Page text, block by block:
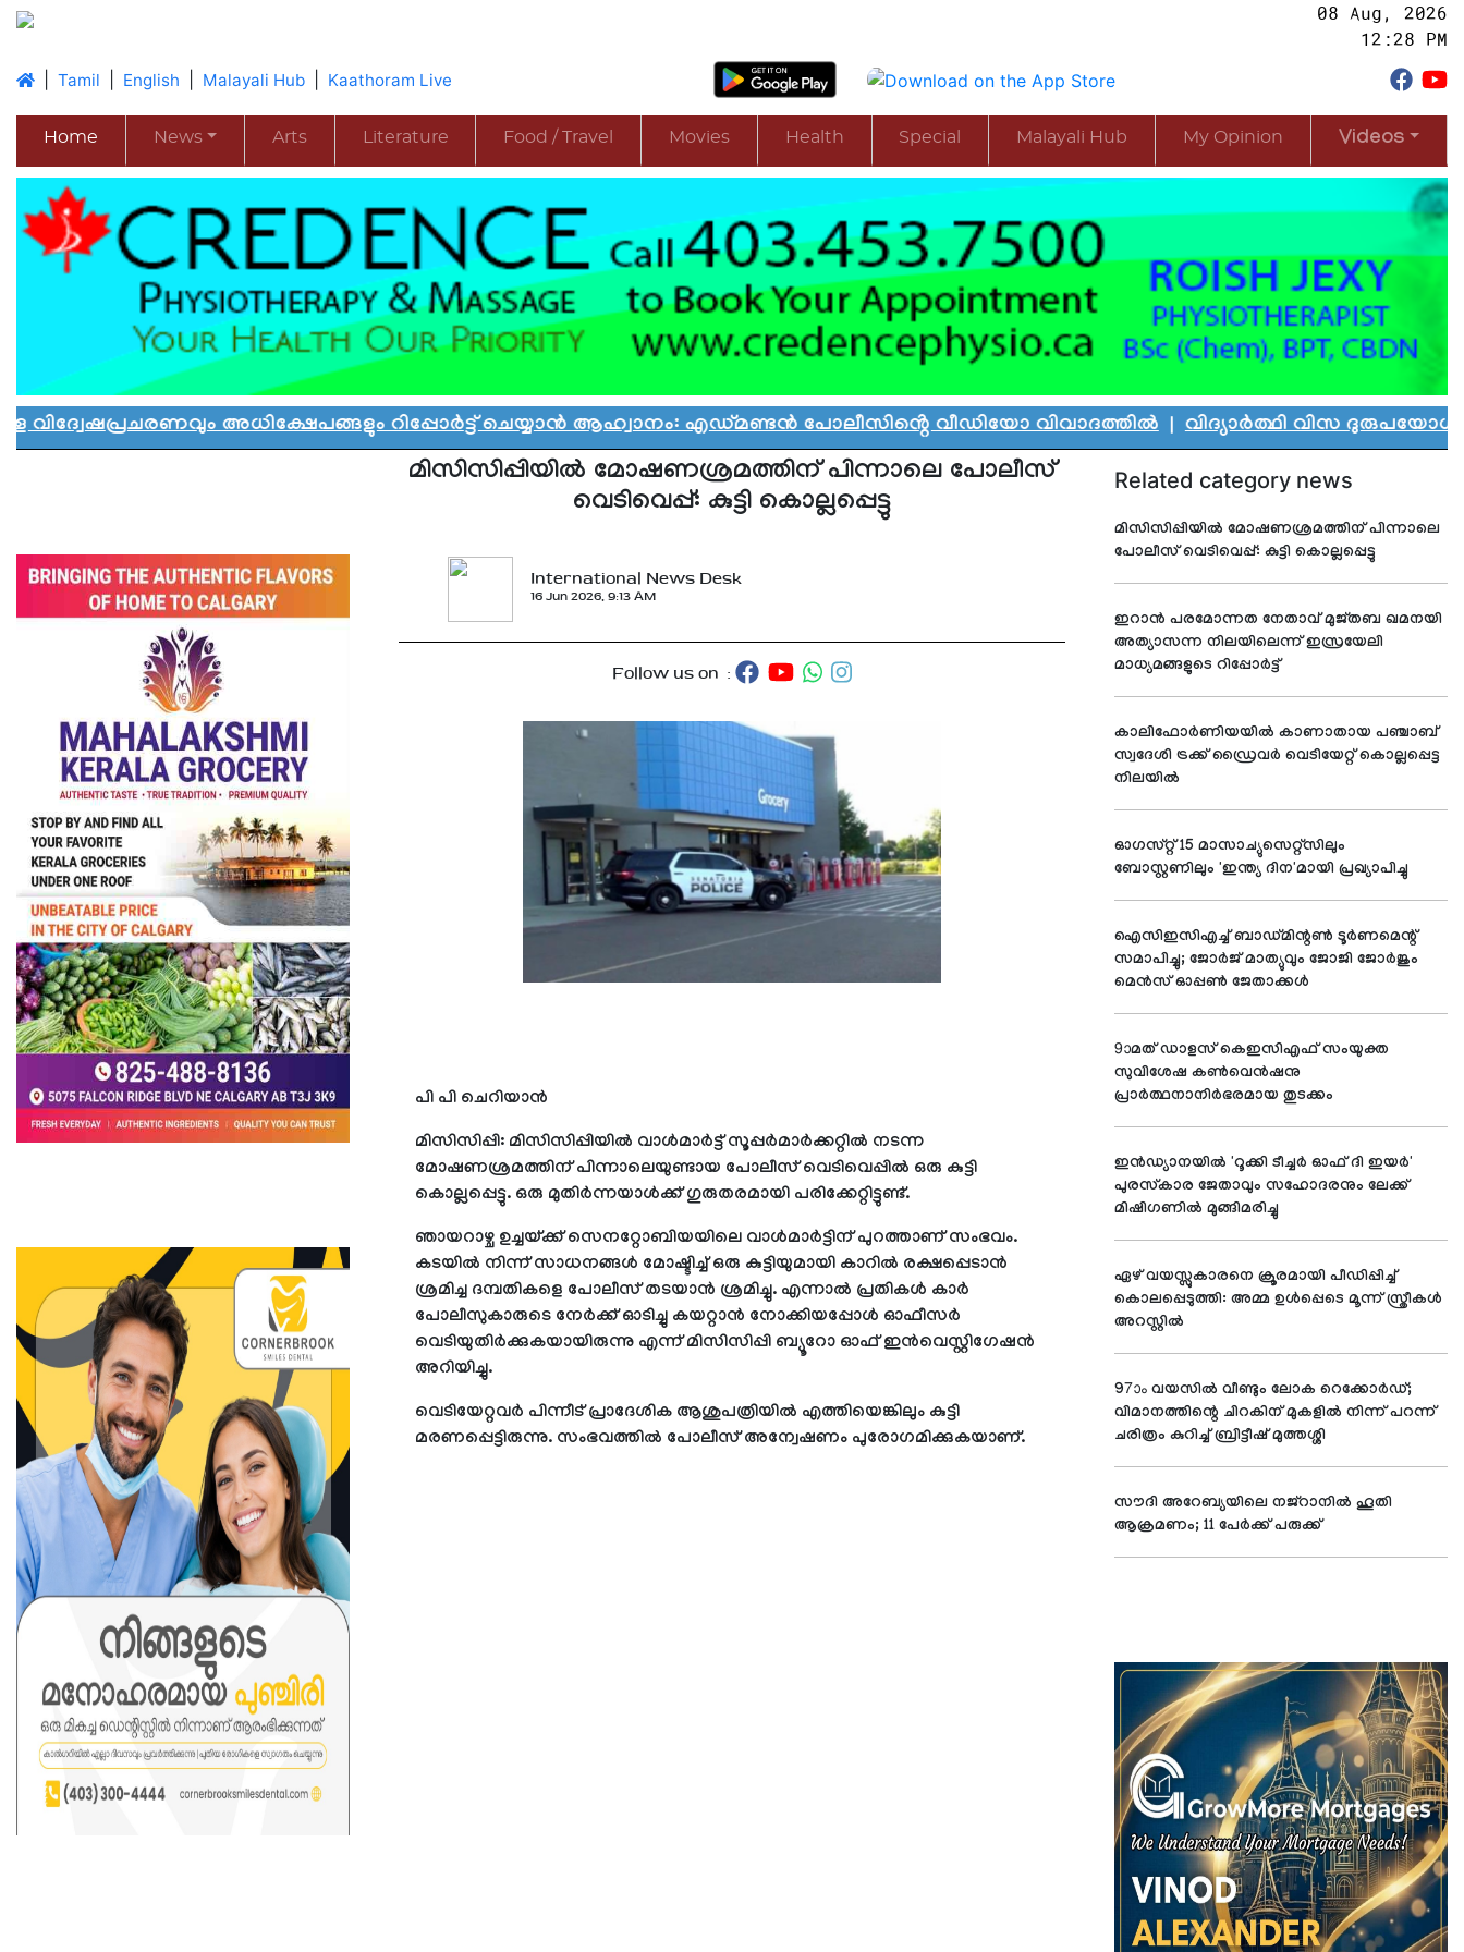
08 Aug, 2026
12:28 PM
|Tamil English Malayali Hub Kaathoram Live
Home News Arts Literature Food / Travel Movies Health Special Malayali Hub My Opinion Videos
അധിക്ഷേപങ്ങളും റിപ്പോർട്ട് ചെയ്യാൻ ആഹ്വാനം: എഡ്മണ്ടൻ പോലീസിൻ്റെ വീഡിയോ വിവാദത്തിൽ|വിദ്യാർത്ഥി വിസ ദുരുപയോഗം ചെയ്ത്
മിസിസിപ്പിയില്‍ മോഷണശ്രമത്തിന് പിന്നാലെ പോലീസ്
വെടിവെപ്പ്: കുട്ടി കൊല്ലപ്പെട്ടു
International News Desk
16 Jun 2026, 9:13 AM
Follow us on :
പി പി ചെറിയാന്‍
മിസിസിപ്പി: മിസിസിപ്പിയില്‍ വാള്‍മാര്‍ട്ട് സൂപ്പര്‍മാര്‍ക്കറ്റില്‍ നടന്ന
മോഷണശ്രമത്തിന് പിന്നാലെയുണ്ടായ പോലീസ് വെടിവെപ്പില്‍ ഒരു കുട്ടി
കൊല്ലപ്പെട്ടു. ഒരു മുതിര്‍ന്നയാള്‍ക്ക് ഗുരുതരമായി പരിക്കേറ്റിട്ടുണ്ട്.
ഞായറാഴ്ച ഉച്ചയ്ക്ക് സെനറ്റോബിയയിലെ വാള്‍മാര്‍ട്ടിന് പുറത്താണ് സംഭവം.
കടയില്‍ നിന്ന് സാധനങ്ങള്‍ മോഷ്ടിച്ച് ഒരു കുട്ടിയുമായി കാറില്‍ രക്ഷപ്പെടാന്‍
ശ്രമിച്ച ദമ്പതികളെ പോലീസ് തടയാന്‍ ശ്രമിച്ചു. എന്നാല്‍ പ്രതികള്‍ കാര്‍
പോലീസുകാരുടെ നേര്‍ക്ക് ഓടിച്ചു കയറ്റാന്‍ നോക്കിയപ്പോള്‍ ഓഫീസര്‍
വെടിയുതിര്‍ക്കുകയായിരുന്നു എന്ന് മിസിസിപ്പി ബ്യൂറോ ഓഫ് ഇന്‍വെസ്റ്റിഗേഷന്‍
അറിയിച്ചു.
വെടിയേറ്റവര്‍ പിന്നീട് പ്രാദേശിക ആശുപത്രിയില്‍ എത്തിയെങ്കിലും കുട്ടി
മരണപ്പെട്ടിരുന്നു. സംഭവത്തില്‍ പോലീസ് അന്വേഷണം പുരോഗമിക്കുകയാണ്.
Related category news
മിസിസിപ്പിയില്‍ മോഷണശ്രമത്തിന് പിന്നാലെ
പോലീസ് വെടിവെപ്പ്: കുട്ടി കൊല്ലപ്പെട്ടു
ഇറാന്‍ പരമോന്നത നേതാവ് മുജ്തബ ഖമനയി
അത്യാസന്ന നിലയിലെന്ന് ഇസ്രയേലി
മാധ്യമങ്ങളുടെ റിപ്പോര്‍ട്ട്
കാലിഫോര്‍ണിയയില്‍ കാണാതായ പഞ്ചാബ്
സ്വദേശി ട്രക്ക് ഡ്രൈവര്‍ വെടിയേറ്റ് കൊല്ലപ്പെട്ട
നിലയില്‍
ഓഗസ്റ്റ് 15 മാസാച്യുസെറ്റ്സിലും
ബോസ്റ്റണിലും 'ഇന്ത്യ ദിന'മായി പ്രഖ്യാപിച്ചു
ഐസിഇസിഎച്ച് ബാഡ്മിന്റണ്‍ ടൂര്‍ണമെന്റ്
സമാപിച്ചു; ജോര്‍ജ് മാത്യുവും ജോജി ജോര്‍ജും
മെന്‍സ് ഓപ്പണ്‍ ജേതാക്കള്‍
9ാമത് ഡാളസ് കെഇസിഎഫ് സംയുക്ത
സുവിശേഷ കണ്‍വെന്‍ഷനു
പ്രാര്‍ത്ഥനാനിര്‍ഭരമായ തുടക്കം
ഇന്‍ഡ്യാനയില്‍ 'റൂക്കി ടീച്ചര്‍ ഓഫ് ദി ഇയര്‍'
പുരസ്‌കാര ജേതാവും സഹോദരനും ലേക്ക്
മിഷിഗണില്‍ മുങ്ങിമരിച്ചു
ഏഴ് വയസ്സുകാരനെ ക്രൂരമായി പീഡിപ്പിച്ച്
കൊലപ്പെടുത്തി: അമ്മ ഉള്‍പ്പെടെ മൂന്ന് സ്ത്രീകള്‍
അറസ്റ്റില്‍
97ാം വയസില്‍ വീണ്ടും ലോക റെക്കോര്‍ഡ്;
വിമാനത്തിന്റെ ചിറകിന് മുകളില്‍ നിന്ന് പറന്ന്
ചരിത്രം കുറിച്ച് ബ്രിട്ടീഷ് മുത്തശ്ശി
സൗദി അറേബ്യയിലെ നജ്റാനില്‍ ഹൂതി
ആക്രമണം; 11 പേര്‍ക്ക് പരുക്ക്